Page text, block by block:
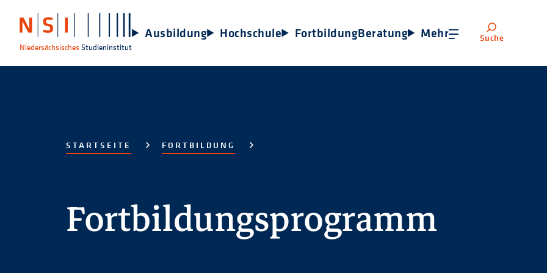
Niedersächsisches Studieninstitut
Ausbildung Hochschule FortbildungBeratung Mehr Suche
STARTSEITE FORTBILDUNG
Fortbildungsprogramm